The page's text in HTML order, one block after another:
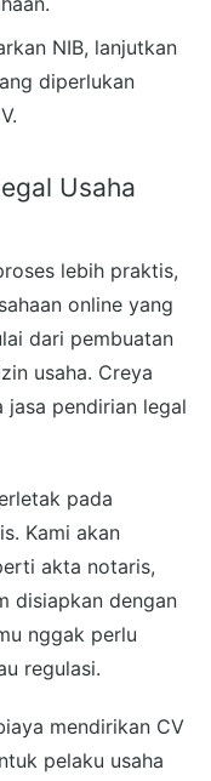
NIB, lanjutkan
diperlukan
Usaha
lebih praktis,
online yang
dari pembuatan
usaha. Creya
jasa pendirian legal
pada
Kami akan
akta notaris,
disiapkan dengan
nggak perlu
regulasi.
mendirikan CV
pelaku usaha